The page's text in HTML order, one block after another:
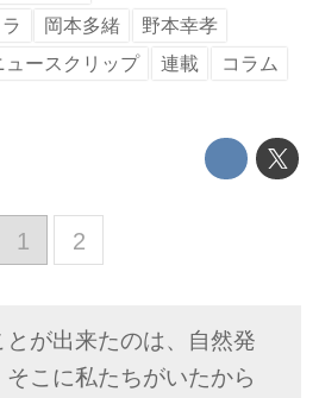
岡本多緒
野本幸孝
ュースクリップ 連載
コラム
1 2
が出来たのは、自然発
こに私たちがいたから